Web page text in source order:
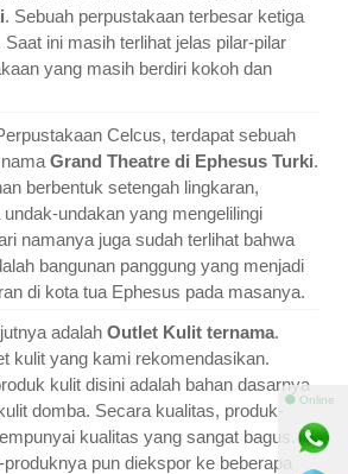
. Sebuah perpustakaan terbesar ketiga
ini masih terlihat jelas pilar-pilar
yang masih berdiri kokoh dan
Celcus, terdapat sebuah
Grand Theatre di Ephesus Turki.
berbentuk setengah lingkaran,
undakan yang mengelilingi
namanya juga sudah terlihat bahwa
bangunan panggung yang menjadi
di kota tua Ephesus pada masanya.
adalah Outlet Kulit ternama.
kulit yang kami rekomendasikan.
kulit disini adalah bahan dasarnya
domba. Secara kualitas, produk-
kualitas yang sangat bagus.
pun diekspor ke beberapa
⚫ Online